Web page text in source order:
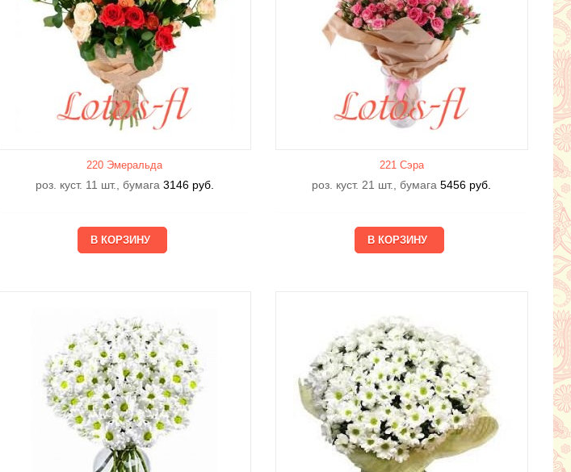
220 Эмеральда
роз. куст. 11 шт., бумага 3146 руб.
221 Сэра
роз. куст. 21 шт., бумага 5456 руб.